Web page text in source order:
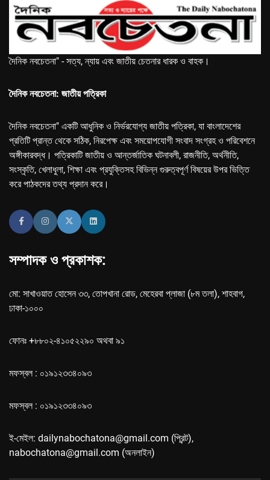
দৈনিক নবচেতনা" - সত্য, ন্যায় এবং জাতীয় চেতনার ধারক ও বাহক।
দৈনিক নবচেতনা: জাতীয় পত্রিকা
দৈনিক নবচেতনা" একটি আধুনিক ও নির্ভরযোগ্য জাতীয় পত্রিকা, যা বাংলাদেশের
প্রতিটি প্রান্ত থেকে সঠিক, নিরপেক্ষ এবং সময়োপযোগী সংবাদ সংগ্রহ ও পরিবেশনে
অঙ্গীকারবদ্ধ। পত্রিকাটি জাতীয় ও আন্তর্জাতিক ঘটনাবলী, রাজনীতি, অর্থনীতি,
সংস্কৃতি, খেলাধুলা, শিক্ষা এবং প্রযুক্তিসহ বিভিন্ন গুরুত্বপূর্ণ বিষয়ের উপর ভিত্তি
করে পাঠকদের তথ্য প্রদান করে।
সম্পাদক ও প্রকাশক:
মো: সাখাওয়াত হোসেন ৩৩, তোপখানা রোড, মেহেরবা প্লাজা (৮ম তলা), শাহবাগ,
ঢাকা-১০০০
ফোনঃ +৮৮০২-৪১০৫২২৯০ অথবা ৯১
মফস্বল : ০১৯১২৩৩৪০৯৩
মফস্বল : ০১৯১২৩৩৪০৯৩
ই-মেইল: dailynabochatona@gmail.com (প্রিন্ট),
nabochatona@gmail.com (অনলাইন)